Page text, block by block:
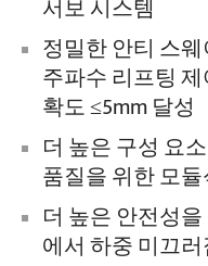
서보 시스템
정밀한 안티 스
주파수 리프팅 제
확도 ≤5mm 달성
더 높은 구성 요
품질을 위한 모
더 높은 안전성
에서 하중 미끄